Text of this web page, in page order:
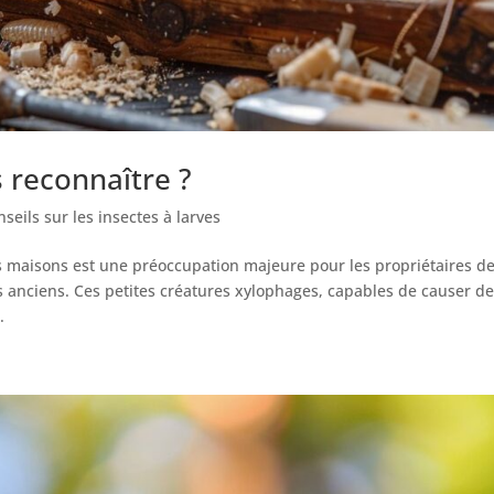
reconnaître ?
sur les insectes à larves
est une préoccupation majeure pour les propriétaires
Ces petites créatures xylophages, capables de causer